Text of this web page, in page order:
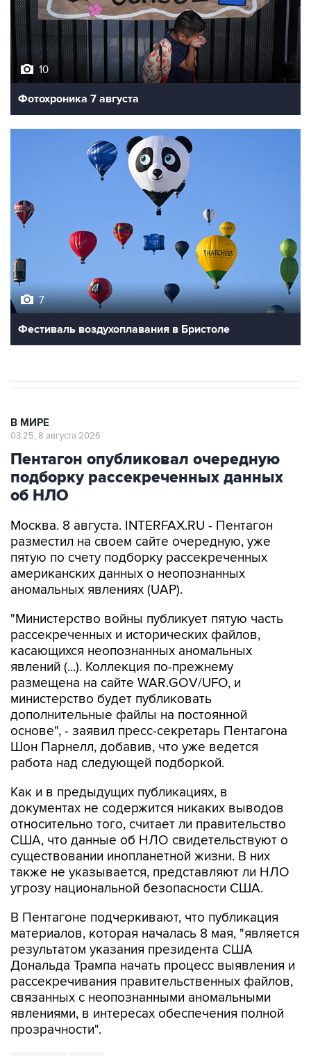
10
Фотохроника 7 августа
7
Фестиваль воздухоплавания в Бристоле
В МИРЕ
03:25, 8 августа 2026
Пентагон опубликовал очередную
подборку рассекреченных данных
об НЛО
Москва. 8 августа. INTERFAX.RU - Пентагон
разместил на своем сайте очередную, уже
пятую по счету подборку рассекреченных
американских данных о неопознанных
аномальных явлениях (UAP).
"Министерство войны публикует пятую часть
рассекреченных и исторических файлов,
касающихся неопознанных аномальных
явлений (...). Коллекция по-прежнему
размещена на сайте WAR.GOV/UFO, и
министерство будет публиковать
дополнительные файлы на постоянной
основе", - заявил пресс-секретарь Пентагона
Шон Парнелл, добавив, что уже ведется
работа над следующей подборкой.
Как и в предыдущих публикациях, в
документах не содержится никаких выводов
относительно того, считает ли правительство
США, что данные об НЛО свидетельствуют о
существовании инопланетной жизни. В них
также не указывается, представляют ли НЛО
угрозу национальной безопасности США.
В Пентагоне подчеркивают, что публикация
материалов, которая началась 8 мая, "является
результатом указания президента США
Дональда Трампа начать процесс выявления и
рассекречивания правительственных файлов,
связанных с неопознанными аномальными
явлениями, в интересах обеспечения полной
прозрачности".